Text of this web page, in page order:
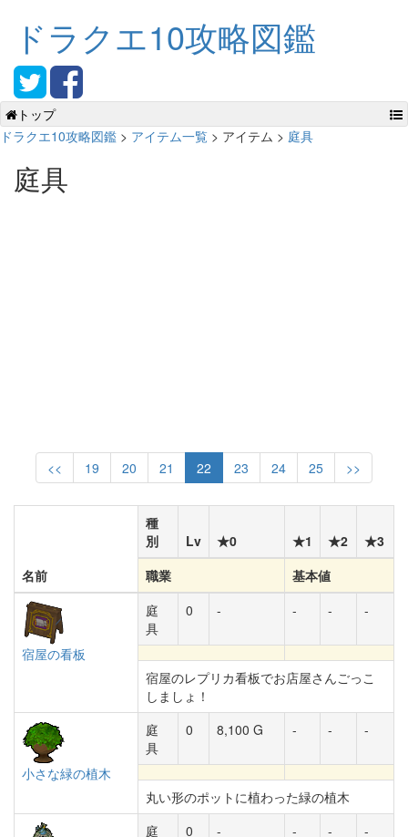
ドラクエ10攻略図鑑
トップ
ドラクエ10攻略図鑑 > アイテム一覧 > アイテム > 庭具
庭具
<< 19 20 21 22 23 24 25 >>
名前
種
別
Lv ★0 ★1 ★2
★3
職業
基本値
宿屋の看板
庭
具
0 - - - -
宿屋のレプリカ看板でお店屋さんごっこ
しましょ！
小さな緑の植木
庭
具
0 8,100 G - - -
丸い形のポットに植わった緑の植木
庭
0 - - - -